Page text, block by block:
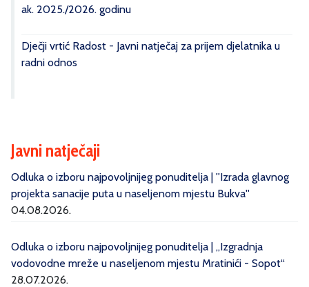
ak. 2025./2026. godinu
Dječji vrtić Radost - Javni natječaj za prijem djelatnika u
radni odnos
Javni natječaji
Odluka o izboru najpovoljnijeg ponuditelja | ''Izrada glavnog
projekta sanacije puta u naseljenom mjestu Bukva''
04.08.2026.
Odluka o izboru najpovoljnijeg ponuditelja | „Izgradnja
vodovodne mreže u naseljenom mjestu Mratinići - Sopot“
28.07.2026.